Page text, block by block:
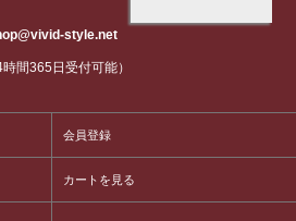
style.net
時間365日受付可能）
会員登録
カートを見る